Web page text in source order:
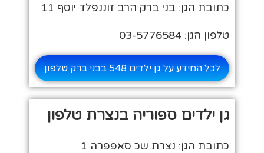
כתובת הגן: בני ברק הרב זוננפלד יוסף 11
טלפון הגן: 03-5776584
לכל המידע על גן ילדים 548 בבני ברק טלפון
גן ילדים ספוריה בנצרת טלפון
כתובת הגן: נצרת שכ סאפפרה 1